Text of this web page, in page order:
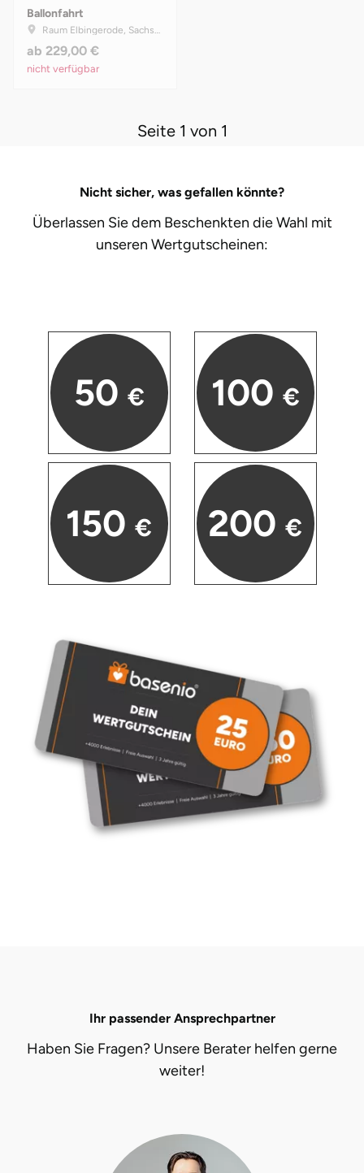
Ballonfahrt
Raum Elbingerode, Sachsen-Anhalt
ab 229,00 €
nicht verfügbar
Seite 1 von 1
Nicht sicher, was gefallen könnte?
Überlassen Sie dem Beschenkten die Wahl mit
unseren Wertgutscheinen:
50 €
150 €
100 €
200 €
Ihr passender Ansprechpartner
Haben Sie Fragen? Unsere Berater helfen gerne
weiter!